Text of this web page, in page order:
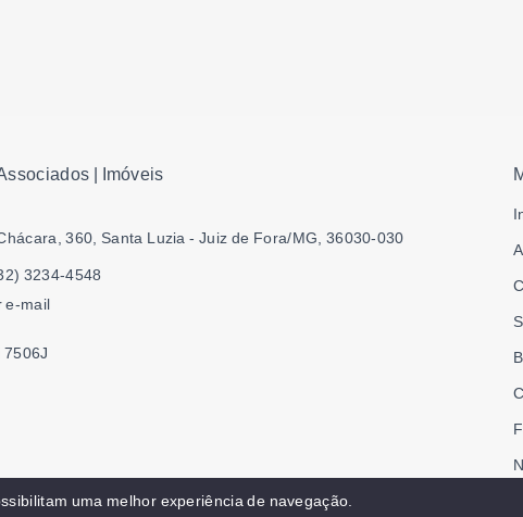
| Imóveis
360, Santa Luzia - Juiz de Fora/MG, 36030-030
3234-4548
e-mail
7506J
uma melhor experiência de navegação.